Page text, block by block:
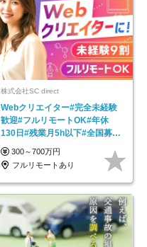
株式会社SC direct
Webクリエイター#完全未経験
歓迎#フルリモートOK#年休
130日#残業月5h以下#全国募集
#最大1年の研修
300～700万円
フルリモートあり